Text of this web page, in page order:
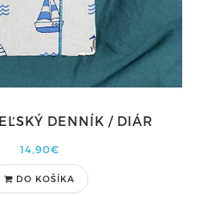
DENNÍK / DIÁR
14,90€
DO KOŠÍKA